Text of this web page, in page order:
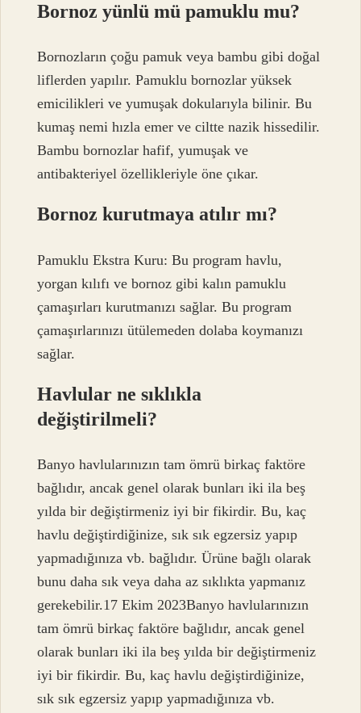
Bornoz yünlü mü pamuklu mu?
Bornozların çoğu pamuk veya bambu gibi doğal
liflerden yapılır. Pamuklu bornozlar yüksek
emicilikleri ve yumuşak dokularıyla bilinir. Bu
kumaş nemi hızla emer ve ciltte nazik hissedilir.
Bambu bornozlar hafif, yumuşak ve
antibakteriyel özellikleriyle öne çıkar.
Bornoz kurutmaya atılır mı?
Pamuklu Ekstra Kuru: Bu program havlu,
yorgan kılıfı ve bornoz gibi kalın pamuklu
çamaşırları kurutmanızı sağlar. Bu program
çamaşırlarınızı ütülemeden dolaba koymanızı
sağlar.
Havlular ne sıklıkla
değiştirilmeli?
Banyo havlularınızın tam ömrü birkaç faktöre
bağlıdır, ancak genel olarak bunları iki ila beş
yılda bir değiştirmeniz iyi bir fikirdir. Bu, kaç
havlu değiştirdiğinize, sık sık egzersiz yapıp
yapmadığınıza vb. bağlıdır. Ürüne bağlı olarak
bunu daha sık veya daha az sıklıkta yapmanız
gerekebilir.17 Ekim 2023Banyo havlularınızın
tam ömrü birkaç faktöre bağlıdır, ancak genel
olarak bunları iki ila beş yılda bir değiştirmeniz
iyi bir fikirdir. Bu, kaç havlu değiştirdiğinize,
sık sık egzersiz yapıp yapmadığınıza vb.